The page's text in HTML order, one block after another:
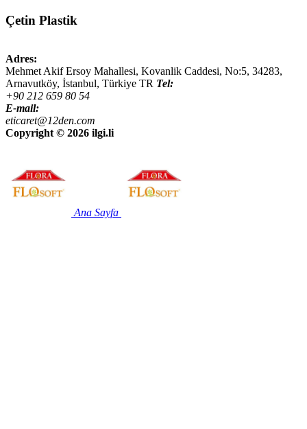
Çetin Plastik
Adres:
Mehmet Akif Ersoy Mahallesi, Kovanlik Caddesi, No:5, 34283,
Arnavutköy, İstanbul, Türkiye TR Tel:
+90 212 659 80 54
E-mail:
eticaret@12den.com
Copyright © 2026 ilgi.li
Ana Sayfa